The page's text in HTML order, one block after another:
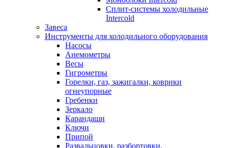
Сплит-системы холодильные
Intercold
Завеса
Инструменты для холодильного оборудования
Насосы
Анемометры
Весы
Гигрометры
Горелки, газ, зажигалки, коврики
огнеупорные
Гребенки
Зеркало
Карандаши
Ключи
Припой
Развальцовки, разбортовки,